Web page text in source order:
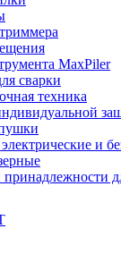
MaxPiler
сварки
техника
и